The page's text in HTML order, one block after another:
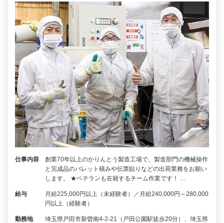
仕事内容
創業70年以上のかりんとう製造工場で、製造部門の機械操作
と完成品のパレット積みや伝票貼りなどの出荷業務をお願い
します。 ★ベテランも在籍するチーム作業です！ …
給与
月給225,000円以上（未経験者）／月給240,000円～280,000
円以上（経験者）
勤務地
埼玉県戸田市新曽南4-2-21（戸田公園駅徒歩20分）、埼玉県